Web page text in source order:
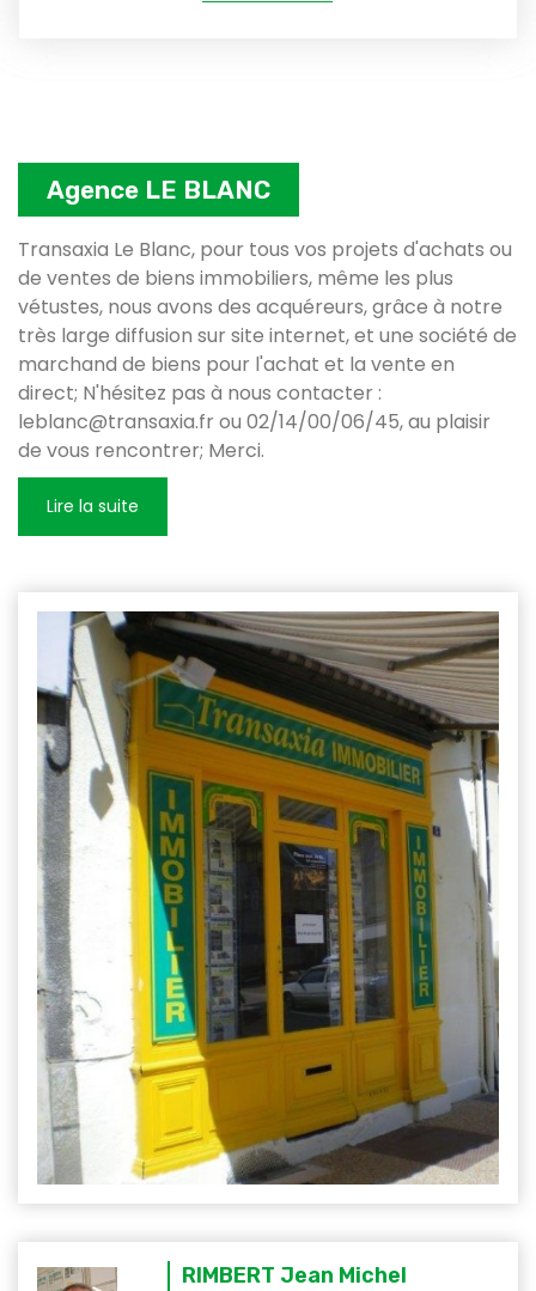
Agence LE BLANC
Transaxia Le Blanc, pour tous vos projets d'achats ou
de ventes de biens immobiliers, même les plus
vétustes, nous avons des acquéreurs, grâce à notre
très large diffusion sur site internet, et une société de
marchand de biens pour l'achat et la vente en
direct; N'hésitez pas à nous contacter :
leblanc@transaxia.fr ou 02/14/00/06/45, au plaisir
de vous rencontrer; Merci.
RIMBERT Jean Michel